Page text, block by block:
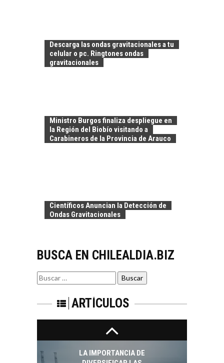
Descarga las ondas gravitacionales a tu
celular o pc. Ringtones ondas
gravitacionales
Ministro Burgos finaliza despliegue en
la Región del Biobío visitando a
Carabineros de la Provincia de Arauco
Científicos Anuncian la Detección de
Ondas Gravitacionales
BUSCA EN CHILEALDIA.BIZ
Buscar
por:
ARTÍCULOS
DE LOS RECURSOS
HUMANOS EN LAS
EMPRESAS
las empresas…
PARA PYMES EN
CHILE:
ALTERNATIVAS MÁS
ALLÁ DEL CRÉDITO
trascienden el
crédito…
DIGITALES
EXPORTADOS DESDE
exportaciones de
Chile:…
TURISMO EN EL
DESIERTO DE
OPORTUNIDADES
PARA EL
DESARROLLO LOCAL
Estratégico para el
LA IMPORTANCIA DE